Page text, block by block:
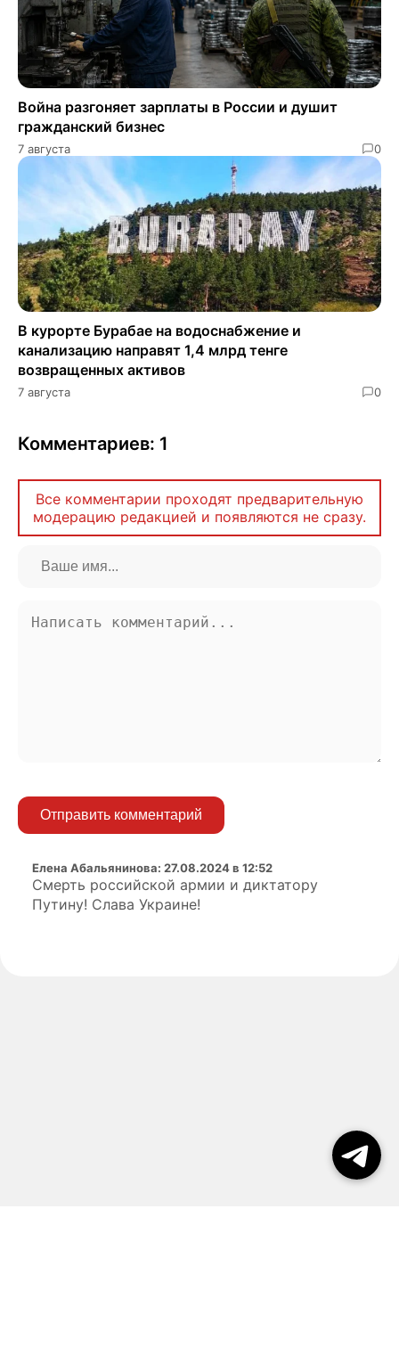
Война разгоняет зарплаты в России и душит
гражданский бизнес
7 августа 0
В курорте Бурабае на водоснабжение и
канализацию направят 1,4 млрд тенге
возвращенных активов
7 августа 0
Комментариев: 1
Все комментарии проходят предварительную
модерацию редакцией и появляются не сразу.
Отправить комментарий
Елена Абальянинова: 27.08.2024 в 12:52
Смерть российской армии и диктатору
Путину! Слава Украине!